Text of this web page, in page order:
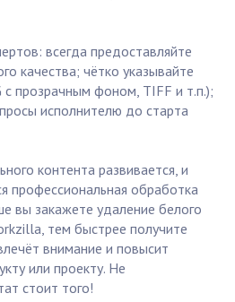
всегда предоставляйте
качества; чётко указывайте
прозрачным фоном, TIFF и т.п.);
исполнителю до старта
контента развивается, и
профессиональная обработка
вы закажете удаление белого
тем быстрее получите
внимание и повысит
или проекту. Не
стоит того!